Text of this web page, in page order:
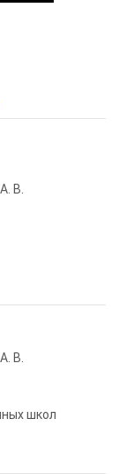
В.
В.
школ